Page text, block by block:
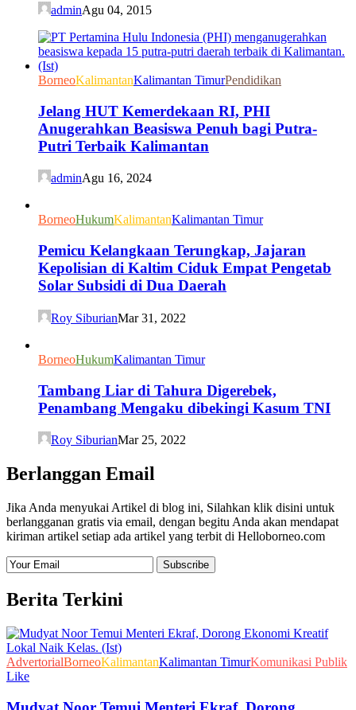
adminAgu 04, 2015
BorneoKalimantanKalimantan TimurPendidikan
Jelang HUT Kemerdekaan RI, PHI
Anugerahkan Beasiswa Penuh bagi Putra-
Putri Terbaik Kalimantan
adminAgu 16, 2024
BorneoHukumKalimantanKalimantan Timur
Pemicu Kelangkaan Terungkap, Jajaran
Kepolisian di Kaltim Ciduk Empat Pengetab
Solar Subsidi di Dua Daerah
Roy SiburianMar 31, 2022
BorneoHukumKalimantan Timur
Tambang Liar di Tahura Digerebek,
Penambang Mengaku dibekingi Kasum TNI
Roy SiburianMar 25, 2022
Berlanggan Email
Jika Anda menyukai Artikel di blog ini, Silahkan klik disini untuk
berlangganan gratis via email, dengan begitu Anda akan mendapat
kiriman artikel setiap ada artikel yang terbit di Helloborneo.com
Berita Terkini
AdvertorialBorneoKalimantanKalimantan TimurKomunikasi Publik
Like